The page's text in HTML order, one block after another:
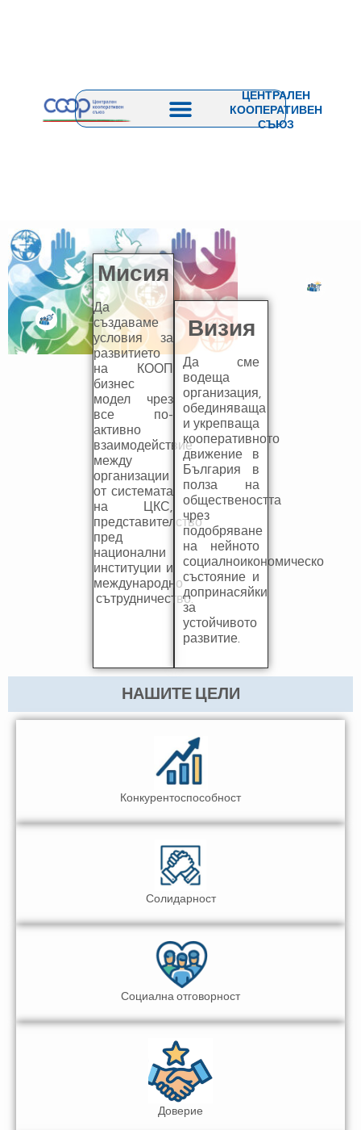
ЦЕНТРАЛЕН
КООПЕРАТИВЕН
СЪЮЗ
Мисия
Да
създаваме
условия за
развитието
на КООП
бизнес
модел чрез
все по-
активно
взаимодействие
между
организации
от системата
на ЦКС,
представителство
пред
национални
институции и
международно
сътрудничество.
Визия
Да сме
водеща
организация,
обединяваща
и укрепваща
кооперативното
движение в
България в
полза на
обществеността
чрез
подобряване
на нейното
социалноикономическо
състояние и
допринасяйки
за
устойчивото
развитие.
НАШИТЕ ЦЕЛИ
Конкурентоспособност
Солидарност
Социална отговорност
Доверие